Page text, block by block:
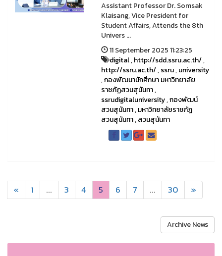
Assistant Professor Dr. Somsak
Klaisang, Vice President for
Student Affairs, Attends the 8th
Univers ...
11 September 2025 11:23:25
digital,http://sdd.ssru.ac.th/,
http://ssru.ac.th/,ssru,university
,กองพัฒนานักศึกษา มหาวิทยาลัย
ราชภัฏสวนสุนันทา,
ssrudigitaluniversity,กองพัฒน์
สวนสุนันทา,มหาวิทยาลัยราชภัฏ
สวนสุนันทา,สวนสุนันทา
« 1 ... 3 4 5 6 7 ... 30 »
Archive News